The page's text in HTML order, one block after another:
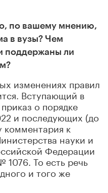
по вашему мнению,
в вузы? Чем
поддержаны ли
изменениях правил
Вступающий в
о порядке
и последующих (до
комментария к
науки и
Федерации
1076. То есть речь
и того же